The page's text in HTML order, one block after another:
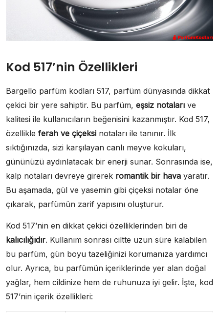
Kod 517’nin Özellikleri
Bargello parfüm kodları 517, parfüm dünyasında dikkat
çekici bir yere sahiptir. Bu parfüm, eşsiz notaları ve
kalitesi ile kullanıcıların beğenisini kazanmıştır. Kod 517,
özellikle ferah ve çiçeksi notaları ile tanınır. İlk
sıktığınızda, sizi karşılayan canlı meyve kokuları,
gününüzü aydınlatacak bir enerji sunar. Sonrasında ise,
kalp notaları devreye girerek romantik bir hava yaratır.
Bu aşamada, gül ve yasemin gibi çiçeksi notalar öne
çıkarak, parfümün zarif yapısını oluşturur.
Kod 517’nin en dikkat çekici özelliklerinden biri de
kalıcılığıdır. Kullanım sonrası ciltte uzun süre kalabilen
bu parfüm, gün boyu tazeliğinizi korumanıza yardımcı
olur. Ayrıca, bu parfümün içeriklerinde yer alan doğal
yağlar, hem cildinize hem de ruhunuza iyi gelir. İşte, kod
517’nin içerik özellikleri: